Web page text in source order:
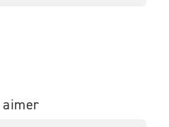
aimer